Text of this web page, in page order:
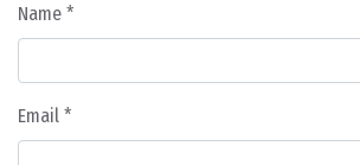
Name *
Email *